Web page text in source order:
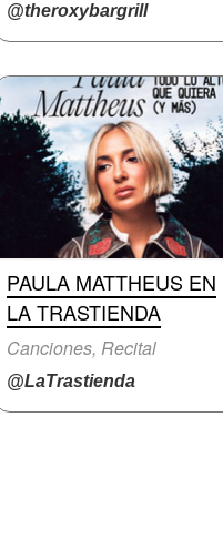
@theroxybargrill
PAULA MATTHEUS EN
LA TRASTIENDA
Canciones, Recital
@LaTrastienda